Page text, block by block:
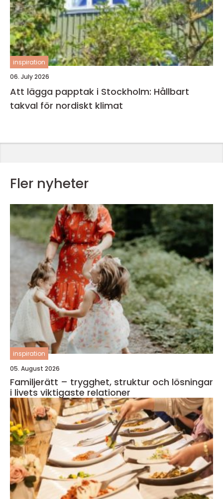
inspiration
06. July 2026
Att lägga papptak i Stockholm: Hållbart
takval för nordiskt klimat
Fler nyheter
inspiration
05. August 2026
Familjerätt – trygghet, struktur och lösningar
i livets viktigaste relationer